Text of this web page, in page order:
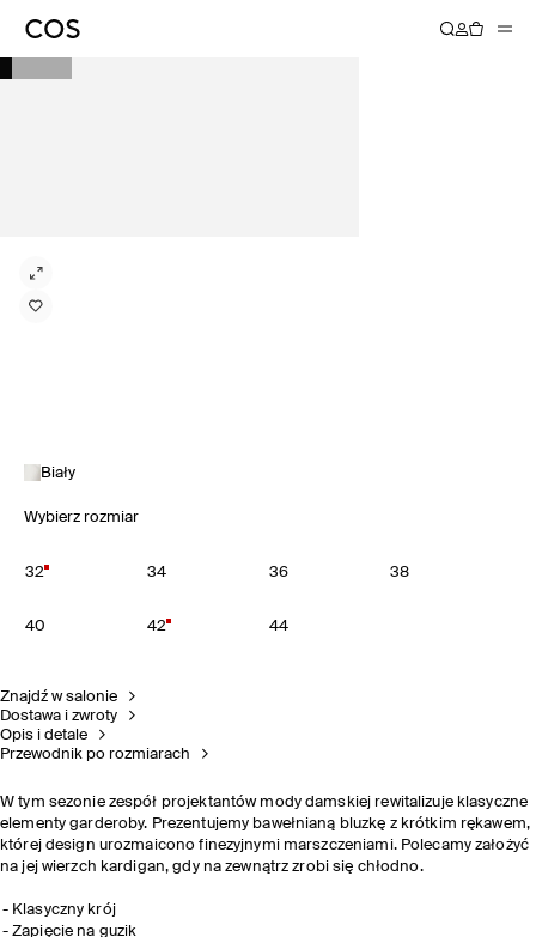
Biały
Wybierz rozmiar
32 34 36 38
40 42 44
Znajdź w salonie
Dostawa i zwroty
Opis i detale
Przewodnik po rozmiarach
W tym sezonie zespół projektantów mody damskiej rewitalizuje klasyczne
elementy garderoby. Prezentujemy bawełnianą bluzkę z krótkim rękawem,
której design urozmaicono finezyjnymi marszczeniami. Polecamy założyć
na jej wierzch kardigan, gdy na zewnątrz zrobi się chłodno.
Klasyczny krój
Zapięcie na guzik